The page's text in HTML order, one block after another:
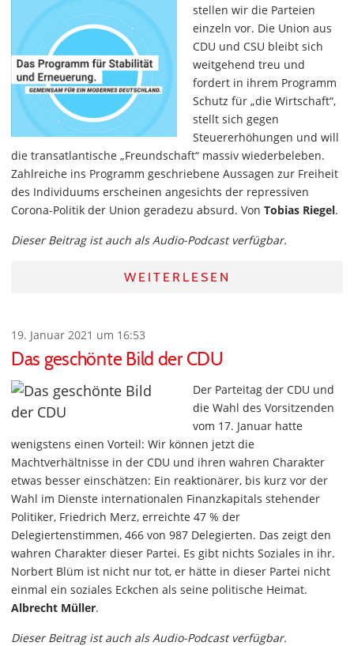
stellen wir die Parteien
einzeln vor. Die Union aus
CDU und CSU bleibt sich
weitgehend treu und
fordert in ihrem Programm
Schutz für „die Wirtschaft“,
stellt sich gegen
Steuererhöhungen und will
die transatlantische „Freundschaft“ massiv wiederbeleben.
Zahlreiche ins Programm geschriebene Aussagen zur Freiheit
des Individuums erscheinen angesichts der repressiven
Corona-Politik der Union geradezu absurd. Von Tobias Riegel.
Dieser Beitrag ist auch als Audio-Podcast verfügbar.
WEITERLESEN
19. Januar 2021 um 16:53
Das geschönte Bild der CDU
Der Parteitag der CDU und
die Wahl des Vorsitzenden
vom 17. Januar hatte
wenigstens einen Vorteil: Wir können jetzt die
Machtverhältnisse in der CDU und ihren wahren Charakter
etwas besser einschätzen: Ein reaktionärer, bis kurz vor der
Wahl im Dienste internationalen Finanzkapitals stehender
Politiker, Friedrich Merz, erreichte 47 % der
Delegiertenstimmen, 466 von 987 Delegierten. Das zeigt den
wahren Charakter dieser Partei. Es gibt nichts Soziales in ihr.
Norbert Blüm ist nicht nur tot, er hätte in dieser Partei nicht
einmal ein soziales Eckchen als seine politische Heimat.
Albrecht Müller.
Dieser Beitrag ist auch als Audio-Podcast verfügbar.